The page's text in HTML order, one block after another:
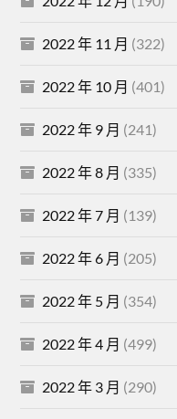
2022 年 11 月 (322)
2022 年 10 月 (401)
2022 年 9 月 (241)
2022 年 8 月 (335)
2022 年 7 月 (139)
2022 年 6 月 (205)
2022 年 5 月 (354)
2022 年 4 月 (499)
2022 年 3 月 (290)